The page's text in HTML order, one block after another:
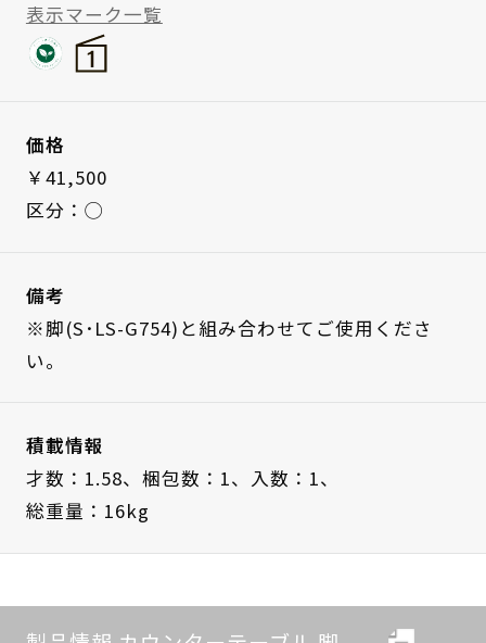
表示マーク一覧
価格
￥41,500
区分：◯
備考
※脚(S･LS-G754)と組み合わせてご使用くださ
い。
積載情報
才数：1.58、 梱包数：1、 入数：1、
総重量：16kg